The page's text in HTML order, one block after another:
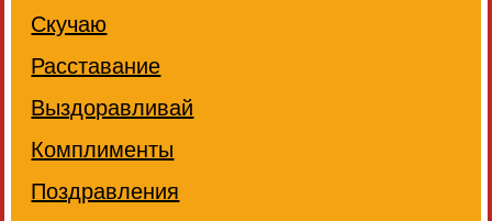
Скучаю
Расставание
Выздоравливай
Комплименты
Поздравления